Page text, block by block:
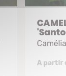
A partir